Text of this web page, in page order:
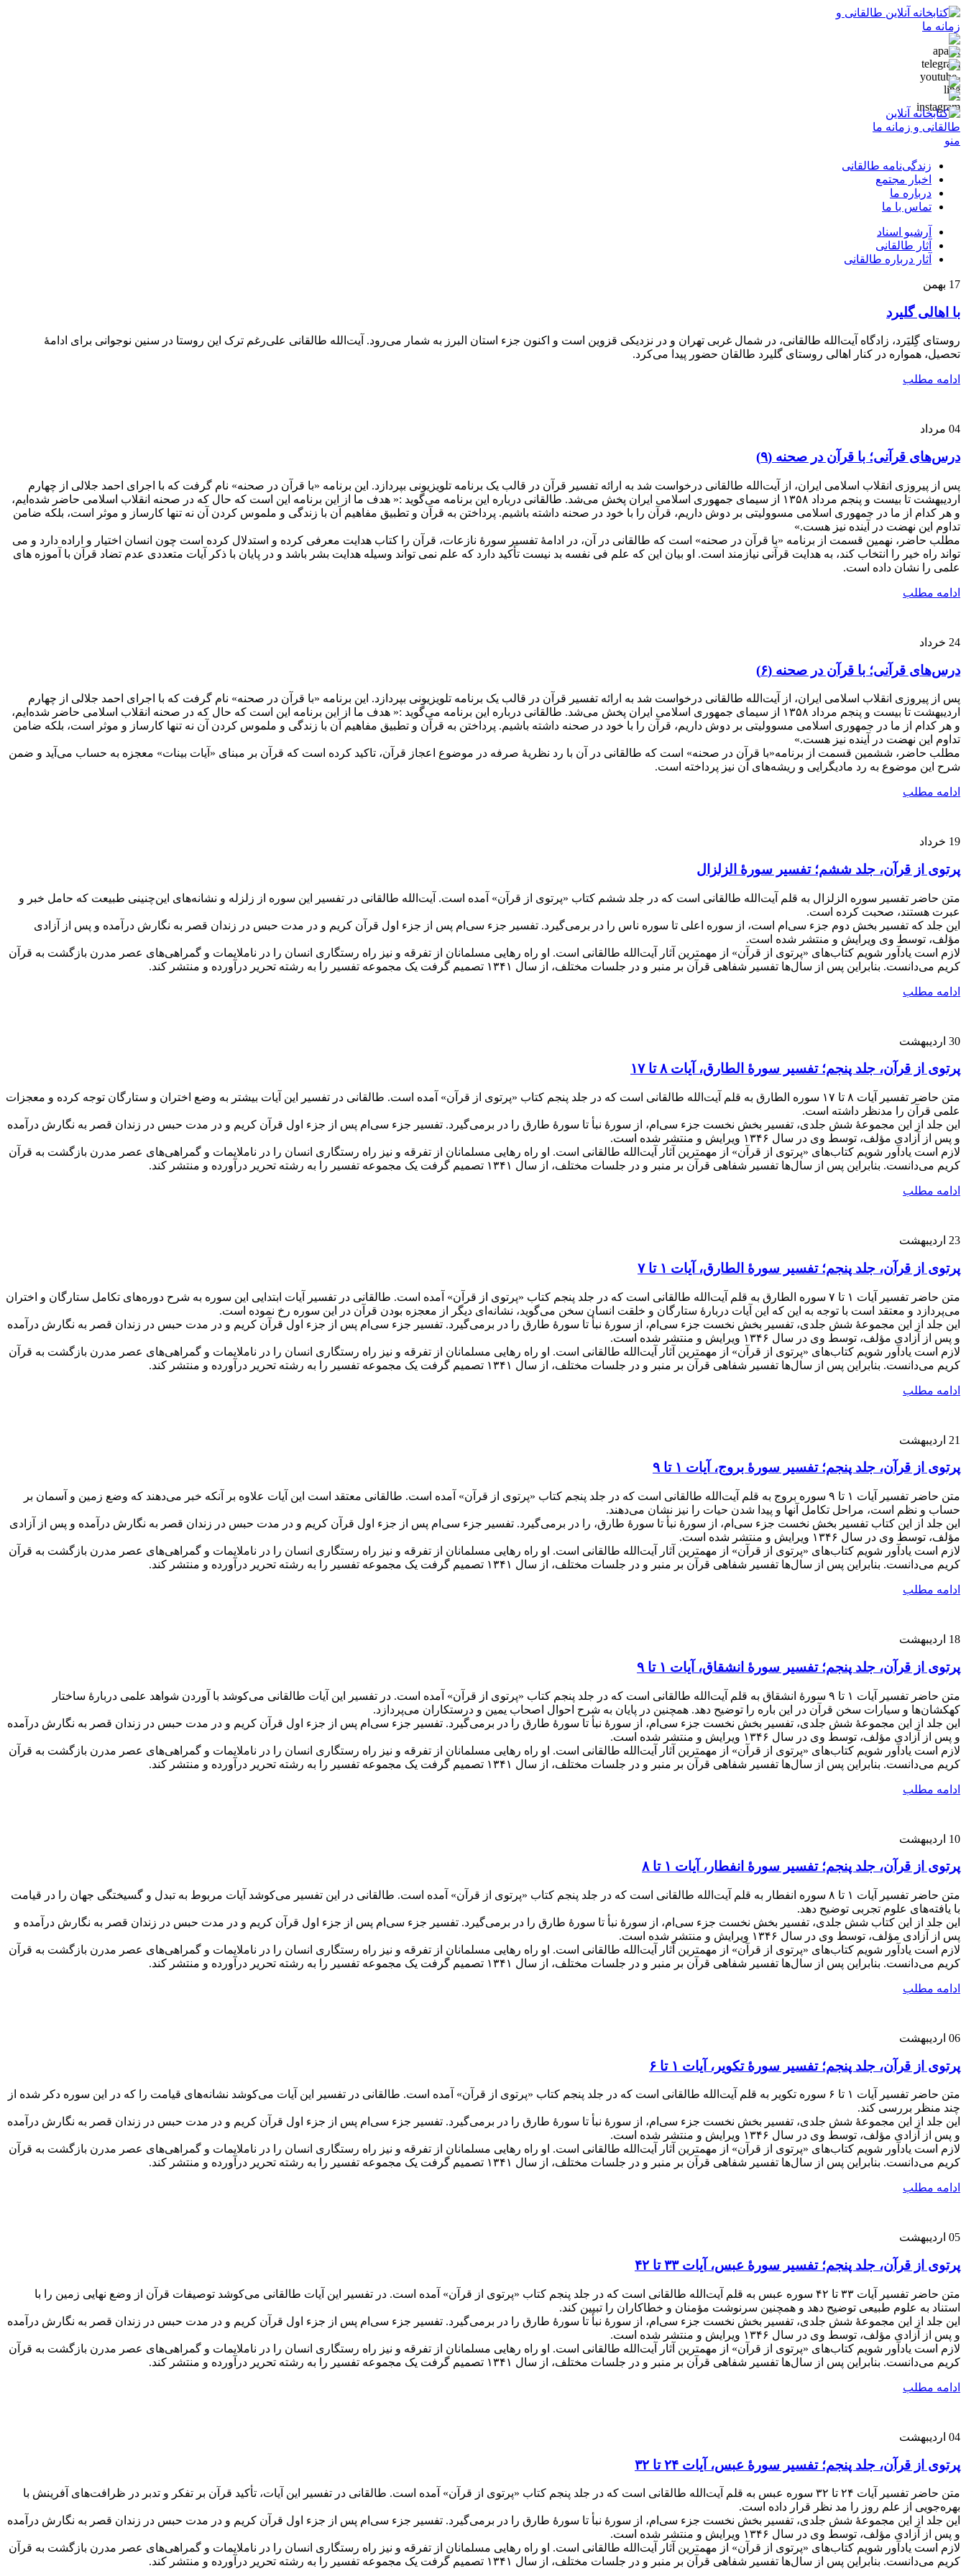
منو
زندگی‌نامه طالقانی
اخبار مجتمع
درباره ما
تماس با ما
آرشیو اسناد
آثار طالقانی
آثار درباره طالقانی
17 بهمن
با اهالی گلیرد
روستای گِلیَرد، زادگاه آیت‌الله طالقانی، در شمال غربی تهران و در نزدیکی قزوین است و اکنون جزء استان البرز به شمار می‌رود. آیت‌الله طالقانی علی‌رغم ترک این روستا در سنین نوجوانی برای ادامۀ
تحصیل، همواره در کنار اهالی روستای گلیرد طالقان حضور پیدا می‌کرد.
ادامه مطلب
04 مرداد
درس‌های قرآنی؛ با قرآن در صحنه (۹)
پس از پیروزی انقلاب اسلامی ایران، از آیت‌الله طالقانی درخواست شد به ارائه تفسیر قرآن در قالب یک برنامه تلویزیونی بپردازد. این برنامه «با قرآن در صحنه» نام گرفت که با اجرای احمد جلالی از چهارم
اردیبهشت تا بیست و پنجم مرداد ۱۳۵۸ از سیمای جمهوری اسلامی ایران پخش می‌شد. طالقانی درباره این برنامه می‌گوید :« هدف ما از این برنامه این است که حال که در صحنه انقلاب اسلامی حاضر شده‌ایم،
و هر کدام از ما در جمهوری اسلامی مسوولیتی بر دوش داریم، قرآن را با خود در صحنه داشته باشیم. پرداختن به قرآن و تطبیق مفاهیم آن با زندگی و ملموس کردن آن نه تنها کارساز و موثر است، بلکه ضامن
تداوم این نهضت در آینده نیز هست.»
مطلب حاضر، نهمین قسمت از برنامه «با قرآن در صحنه» است که طالقانی در آن، در ادامۀ تفسیر سورۀ نازعات، قرآن را کتاب هدایت معرفی کرده و استدلال کرده است چون انسان اختیار و اراده دارد و می
تواند راه خیر را انتخاب کند، به هدایت قرآنی نیازمند است. او بیان این که علم فی نفسه بد نیست تأکید دارد که علم نمی تواند وسیله هدایت بشر باشد و در پایان با ذکر آیات متعددی عدم تضاد قرآن با آموزه های
علمی را نشان داده است.
ادامه مطلب
24 خرداد
درس‌های قرآنی؛ با قرآن در صحنه (۶)
پس از پیروزی انقلاب اسلامی ایران، از آیت‌الله طالقانی درخواست شد به ارائه تفسیر قرآن در قالب یک برنامه تلویزیونی بپردازد. این برنامه «با قرآن در صحنه» نام گرفت که با اجرای احمد جلالی از چهارم
اردیبهشت تا بیست و پنجم مرداد ۱۳۵۸ از سیمای جمهوری اسلامی ایران پخش می‌شد. طالقانی درباره این برنامه می‌گوید :« هدف ما از این برنامه این است که حال که در صحنه انقلاب اسلامی حاضر شده‌ایم،
و هر کدام از ما در جمهوری اسلامی مسوولیتی بر دوش داریم، قرآن را با خود در صحنه داشته باشیم. پرداختن به قرآن و تطبیق مفاهیم آن با زندگی و ملموس کردن آن نه تنها کارساز و موثر است، بلکه ضامن
تداوم این نهضت در آینده نیز هست.»
مطلب حاضر، ششمین قسمت از برنامه«با قرآن در صحنه» است که طالقانی در آن با رد نظریۀ صرفه در موضوع اعجاز قرآن، تاکید کرده است که قرآن بر مبنای «آیات بینات» معجزه به حساب می‌آید و ضمن
شرح این موضوع به رد مادیگرایی و ریشه‌های آن نیز پرداخته است.
ادامه مطلب
19 خرداد
پرتوی از قرآن، جلد ششم؛ تفسیر سورۀ الزلزال
متن حاضر تفسیر سوره الزلزال به قلم آیت‌الله طالقانی است که در جلد ششم کتاب «پرتوی از قرآن» آمده است. آیت‌الله طالقانی در تفسیر این سوره از زلزله و نشانه‌های این‌چنینی طبیعت که حامل خبر و
عبرت هستند، صحبت کرده است.
این جلد که تفسیر بخش دوم جزء سی‌ام است، از سوره اعلی تا سوره ناس را در برمی‌گیرد. تفسیر جزء سی‌ام پس از جزء اول قرآن کریم و در مدت حبس در زندان قصر به نگارش درآمده و پس از آزادی
مؤلف، توسط وی ویرایش و منتشر شده است.
لازم است یادآور شویم کتاب‌های «پرتوی از قرآن» از مهمترین آثار آیت‌الله طالقانی است. او راه رهایی مسلمانان از تفرقه و نیز راه رستگاری انسان را در ناملایمات و گمراهی‌های عصر مدرن بازگشت به قرآن
کریم می‌دانست. بنابراین پس از سال‌ها تفسیر شفاهی قرآن بر منبر و در جلسات مختلف، از سال ۱۳۴۱ تصمیم گرفت یک مجموعه تفسیر را به رشته تحریر درآورده و منتشر کند.
ادامه مطلب
30 اردیبهشت
پرتوی از قرآن، جلد پنجم؛ تفسیر سورۀ الطارق، آیات ۸ تا ۱۷
متن حاضر تفسیر آیات ۸ تا ۱۷ سوره الطارق به قلم آیت‌الله طالقانی است که در جلد پنجم کتاب «پرتوی از قرآن» آمده است. طالقانی در تفسیر این آیات بیشتر به وضع اختران و ستارگان توجه کرده و معجزات
علمی قرآن را مدنظر داشته است.
این جلد از این مجموعۀ شش جلدی، تفسیر بخش نخست جزء سی‌ام، از سورۀ نبأ تا سورۀ طارق را در برمی‌گیرد. تفسیر جزء سی‌ام پس از جزء اول قرآن کریم و در مدت حبس در زندان قصر به نگارش درآمده
و پس از آزادی مؤلف، توسط وی در سال ۱۳۴۶ ویرایش و منتشر شده است.
لازم است یادآور شویم کتاب‌های «پرتوی از قرآن» از مهمترین آثار آیت‌الله طالقانی است. او راه رهایی مسلمانان از تفرقه و نیز راه رستگاری انسان را در ناملایمات و گمراهی‌های عصر مدرن بازگشت به قرآن
کریم می‌دانست. بنابراین پس از سال‌ها تفسیر شفاهی قرآن بر منبر و در جلسات مختلف، از سال ۱۳۴۱ تصمیم گرفت یک مجموعه تفسیر را به رشته تحریر درآورده و منتشر کند.
ادامه مطلب
23 اردیبهشت
پرتوی از قرآن، جلد پنجم؛ تفسیر سورۀ الطارق، آیات ۱ تا ۷
متن حاضر تفسیر آیات ۱ تا ۷ سوره الطارق به قلم آیت‌الله طالقانی است که در جلد پنجم کتاب «پرتوی از قرآن» آمده است. طالقانی در تفسیر آیات ابتدایی این سوره به شرح دوره‌های تکامل ستارگان و اختران
می‌پردازد و معتقد است با توجه به این که این آیات دربارۀ ستارگان و خلقت انسان سخن می‌گوید، نشانه‌ای دیگر از معجزه بودن قرآن در این سوره رخ نموده است.
این جلد از این مجموعۀ شش جلدی، تفسیر بخش نخست جزء سی‌ام، از سورۀ نبأ تا سورۀ طارق را در برمی‌گیرد. تفسیر جزء سی‌ام پس از جزء اول قرآن کریم و در مدت حبس در زندان قصر به نگارش درآمده
و پس از آزادی مؤلف، توسط وی در سال ۱۳۴۶ ویرایش و منتشر شده است.
لازم است یادآور شویم کتاب‌های «پرتوی از قرآن» از مهمترین آثار آیت‌الله طالقانی است. او راه رهایی مسلمانان از تفرقه و نیز راه رستگاری انسان را در ناملایمات و گمراهی‌های عصر مدرن بازگشت به قرآن
کریم می‌دانست. بنابراین پس از سال‌ها تفسیر شفاهی قرآن بر منبر و در جلسات مختلف، از سال ۱۳۴۱ تصمیم گرفت یک مجموعه تفسیر را به رشته تحریر درآورده و منتشر کند.
ادامه مطلب
21 اردیبهشت
پرتوی از قرآن، جلد پنجم؛ تفسیر سورۀ بروج، آیات ۱ تا ۹
متن حاضر تفسیر آیات ۱ تا ۹ سوره بروج به قلم آیت‌الله طالقانی است که در جلد پنجم کتاب «پرتوی از قرآن» آمده است. طالقانی معتقد است این آیات علاوه بر آنکه خبر می‌دهند که وضع زمین و آسمان بر
حساب و نظم است، مراحل تکامل آنها و پیدا شدن حیات را نیز نشان می‌دهند.
این جلد از این کتاب تفسیر بخش نخست جزء سی‌ام، از سورۀ نبأ تا سورۀ طارق، را در برمی‌گیرد. تفسیر جزء سی‌ام پس از جزء اول قرآن کریم و در مدت حبس در زندان قصر به نگارش درآمده و پس از آزادی
مؤلف، توسط وی در سال ۱۳۴۶ ویرایش و منتشر شده است.
لازم است یادآور شویم کتاب‌های «پرتوی از قرآن» از مهمترین آثار آیت‌الله طالقانی است. او راه رهایی مسلمانان از تفرقه و نیز راه رستگاری انسان را در ناملایمات و گمراهی‌های عصر مدرن بازگشت به قرآن
کریم می‌دانست. بنابراین پس از سال‌ها تفسیر شفاهی قرآن بر منبر و در جلسات مختلف، از سال ۱۳۴۱ تصمیم گرفت یک مجموعه تفسیر را به رشته تحریر درآورده و منتشر کند.
ادامه مطلب
18 اردیبهشت
پرتوی از قرآن، جلد پنجم؛ تفسیر سورۀ انشقاق، آیات ۱ تا ۹
متن حاضر تفسیر آیات ۱ تا ۹ سورۀ انشقاق به قلم آیت‌الله طالقانی است که در جلد پنجم کتاب «پرتوی از قرآن» آمده است. در تفسیر این آیات طالقانی می‌کوشد با آوردن شواهد علمی دربارۀ ساختار
کهکشان‌ها و سیارات سخن قرآن در این باره را توضیح دهد. همچنین در پایان به شرح احوال اصحاب یمین و درستکاران می‌پردازد.
این جلد از این مجموعۀ شش جلدی، تفسیر بخش نخست جزء سی‌ام، از سورۀ نبأ تا سورۀ طارق را در برمی‌گیرد. تفسیر جزء سی‌ام پس از جزء اول قرآن کریم و در مدت حبس در زندان قصر به نگارش درآمده
و پس از آزادی مؤلف، توسط وی در سال ۱۳۴۶ ویرایش و منتشر شده است.
لازم است یادآور شویم کتاب‌های «پرتوی از قرآن» از مهمترین آثار آیت‌الله طالقانی است. او راه رهایی مسلمانان از تفرقه و نیز راه رستگاری انسان را در ناملایمات و گمراهی‌های عصر مدرن بازگشت به قرآن
کریم می‌دانست. بنابراین پس از سال‌ها تفسیر شفاهی قرآن بر منبر و در جلسات مختلف، از سال ۱۳۴۱ تصمیم گرفت یک مجموعه تفسیر را به رشته تحریر درآورده و منتشر کند.
ادامه مطلب
10 اردیبهشت
پرتوی از قرآن، جلد پنجم؛ تفسیر سورۀ انفطار، آیات ۱ تا ۸
متن حاضر تفسیر آیات ۱ تا ۸ سوره انفطار به قلم آیت‌الله طالقانی است که در جلد پنجم کتاب «پرتوی از قرآن» آمده است. طالقانی در این تفسیر می‌کوشد آیات مربوط به تبدل و گسیختگی جهان را در قیامت
با یافته‌های علوم تجربی توضیح دهد.
این جلد از این کتاب شش جلدی، تفسیر بخش نخست جزء سی‌ام، از سورۀ نبأ تا سورۀ طارق را در برمی‌گیرد. تفسیر جزء سی‌ام پس از جزء اول قرآن کریم و در مدت حبس در زندان قصر به نگارش درآمده و
پس از آزادی مؤلف، توسط وی در سال ۱۳۴۶ ویرایش و منتشر شده است.
لازم است یادآور شویم کتاب‌های «پرتوی از قرآن» از مهمترین آثار آیت‌الله طالقانی است. او راه رهایی مسلمانان از تفرقه و نیز راه رستگاری انسان را در ناملایمات و گمراهی‌های عصر مدرن بازگشت به قرآن
کریم می‌دانست. بنابراین پس از سال‌ها تفسیر شفاهی قرآن بر منبر و در جلسات مختلف، از سال ۱۳۴۱ تصمیم گرفت یک مجموعه تفسیر را به رشته تحریر درآورده و منتشر کند.
ادامه مطلب
06 اردیبهشت
پرتوی از قرآن، جلد پنجم؛ تفسیر سورۀ تکویر، آیات ۱ تا ۶
متن حاضر تفسیر آیات ۱ تا ۶ سوره تکویر به قلم آیت‌الله طالقانی است که در جلد پنجم کتاب «پرتوی از قرآن» آمده است. طالقانی در تفسیر این آیات می‌کوشد نشانه‌های قیامت را که در این سوره دکر شده از
چند منظر بررسی کند.
این جلد از این مجموعۀ شش جلدی، تفسیر بخش نخست جزء سی‌ام، از سورۀ نبأ تا سورۀ طارق را در برمی‌گیرد. تفسیر جزء سی‌ام پس از جزء اول قرآن کریم و در مدت حبس در زندان قصر به نگارش درآمده
و پس از آزادی مؤلف، توسط وی در سال ۱۳۴۶ ویرایش و منتشر شده است.
لازم است یادآور شویم کتاب‌های «پرتوی از قرآن» از مهمترین آثار آیت‌الله طالقانی است. او راه رهایی مسلمانان از تفرقه و نیز راه رستگاری انسان را در ناملایمات و گمراهی‌های عصر مدرن بازگشت به قرآن
کریم می‌دانست. بنابراین پس از سال‌ها تفسیر شفاهی قرآن بر منبر و در جلسات مختلف، از سال ۱۳۴۱ تصمیم گرفت یک مجموعه تفسیر را به رشته تحریر درآورده و منتشر کند.
ادامه مطلب
05 اردیبهشت
پرتوی از قرآن، جلد پنجم؛ تفسیر سورۀ عبس، آیات ۳۳ تا ۴۲
متن حاضر تفسیر آیات ۳۳ تا ۴۲ سوره عبس به قلم آیت‌الله طالقانی است که در جلد پنجم کتاب «پرتوی از قرآن» آمده است. در تفسیر این آیات طالقانی می‌کوشد توصیفات قرآن از وضع نهایی زمین را با
استناد به علوم طبیعی توضیح دهد و همچنین سرنوشت مؤمنان و خطاکاران را تبیین کند.
این جلد از این مجموعۀ شش جلدی، تفسیر بخش نخست جزء سی‌ام، از سورۀ نبأ تا سورۀ طارق را در برمی‌گیرد. تفسیر جزء سی‌ام پس از جزء اول قرآن کریم و در مدت حبس در زندان قصر به نگارش درآمده
و پس از آزادی مؤلف، توسط وی در سال ۱۳۴۶ ویرایش و منتشر شده است.
لازم است یادآور شویم کتاب‌های «پرتوی از قرآن» از مهمترین آثار آیت‌الله طالقانی است. او راه رهایی مسلمانان از تفرقه و نیز راه رستگاری انسان را در ناملایمات و گمراهی‌های عصر مدرن بازگشت به قرآن
کریم می‌دانست. بنابراین پس از سال‌ها تفسیر شفاهی قرآن بر منبر و در جلسات مختلف، از سال ۱۳۴۱ تصمیم گرفت یک مجموعه تفسیر را به رشته تحریر درآورده و منتشر کند.
ادامه مطلب
04 اردیبهشت
پرتوی از قرآن، جلد پنجم؛ تفسیر سورۀ عبس، آیات ۲۴ تا ۳۲
متن حاضر تفسیر آیات ۲۴ تا ۳۲ سوره عبس به قلم آیت‌الله طالقانی است که در جلد پنجم کتاب «پرتوی از قرآن» آمده است. طالقانی در تفسیر این آیات، تأکید قرآن بر تفکر و تدبر در ظرافت‌های آفرینش با
بهره‌جویی از علم روز را مد نظر قرار داده است.
این جلد از این مجموعۀ شش جلدی، تفسیر بخش نخست جزء سی‌ام، از سورۀ نبأ تا سورۀ طارق را در برمی‌گیرد. تفسیر جزء سی‌ام پس از جزء اول قرآن کریم و در مدت حبس در زندان قصر به نگارش درآمده
و پس از آزادی مؤلف، توسط وی در سال ۱۳۴۶ ویرایش و منتشر شده است.
لازم است یادآور شویم کتاب‌های «پرتوی از قرآن» از مهمترین آثار آیت‌الله طالقانی است. او راه رهایی مسلمانان از تفرقه و نیز راه رستگاری انسان را در ناملایمات و گمراهی‌های عصر مدرن بازگشت به قرآن
کریم می‌دانست. بنابراین پس از سال‌ها تفسیر شفاهی قرآن بر منبر و در جلسات مختلف، از سال ۱۳۴۱ تصمیم گرفت یک مجموعه تفسیر را به رشته تحریر درآورده و منتشر کند.